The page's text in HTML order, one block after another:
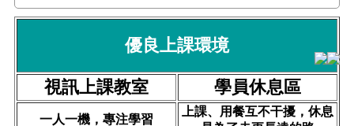
優良上課環境
視訊上課教室 學員休息區
一人一機，專注學習
上課、用餐互不干擾，休息